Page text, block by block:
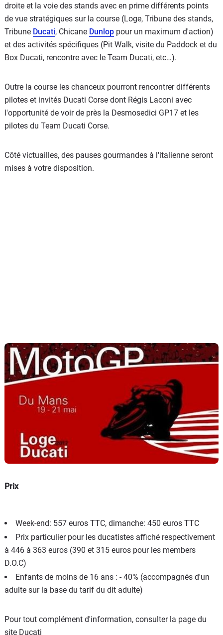
droite et la voie des stands avec en prime différents points
de vue stratégiques sur la course (Loge, Tribune des stands,
Tribune Ducati, Chicane Dunlop pour un maximum d'action)
et des activités spécifiques (Pit Walk, visite du Paddock et du
Box Ducati, rencontre avec le Team Ducati, etc…).
Outre la course les chanceux pourront rencontrer différents
pilotes et invités Ducati Corse dont Régis Laconi avec
l'opportunité de voir de près la Desmosedici GP17 et les
pilotes du Team Ducati Corse.
Côté victuailles, des pauses gourmandes à l'italienne seront
mises à votre disposition.
Prix
Week-end: 557 euros TTC, dimanche: 450 euros TTC
Prix particulier pour les ducatistes affiché respectivement
à 446 à 363 euros (390 et 315 euros pour les members
D.O.C)
Enfants de moins de 16 ans : - 40% (accompagnés d'un
adulte sur la base du tarif du dit adulte)
Pour tout complément d'information, consulter la page du
site Ducati